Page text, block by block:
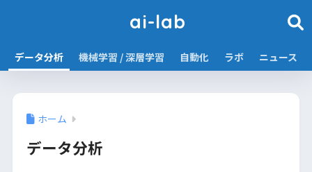
ai-lab
データ分析 機械学習 / 深層学習 自動化 ラボ ニュース
ホーム
データ分析